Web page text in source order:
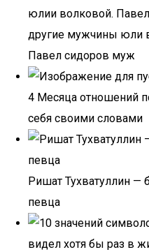
юлии волковой.
другие мужчины юли
Павел сидоров муж
4 Месяца отношений
себя своими словами
Ришат Тухватуллин —
певца